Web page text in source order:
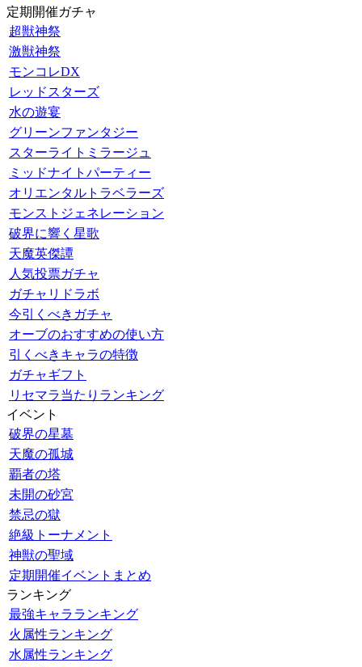
定期開催ガチャ
超獣神祭
激獣神祭
モンコレDX
レッドスターズ
水の遊宴
グリーンファンタジー
スターライトミラージュ
ミッドナイトパーティー
オリエンタルトラベラーズ
モンストジェネレーション
破界に響く星歌
天魔英傑譚
人気投票ガチャ
ガチャリドラボ
今引くべきガチャ
オーブのおすすめの使い方
引くべきキャラの特徴
ガチャギフト
リセマラ当たりランキング
イベント
破界の星墓
天魔の孤城
覇者の塔
未開の砂宮
禁忌の獄
絶級トーナメント
神獣の聖域
定期開催イベントまとめ
ランキング
最強キャラランキング
火属性ランキング
水属性ランキング